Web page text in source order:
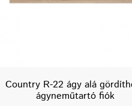
Country R-22 ágy alá
ágyneműtartó fiók